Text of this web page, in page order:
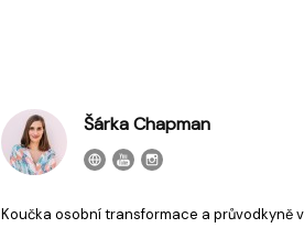
Šárka Chapman
Koučka osobní transformace a průvodkyně